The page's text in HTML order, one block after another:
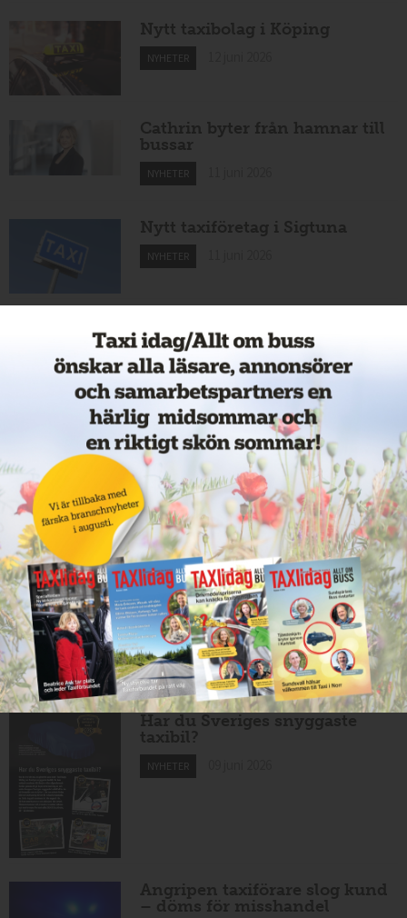
Nytt taxibolag i Köping
NYHETER
Cathrin byter från hamnar till
bussar
NYHETER
Nytt taxiföretag i Sigtuna
NYHETER
NYHETER 11 juni 2026
Taxibommar fick inte avsedd
effekt vid Lund C
NYHETER 10 juni 2026
Nytt taxibolag i Borlänge
NYHETER 10 juni 2026
Mexikansk elbil för 80 000
kronor ny på marknaden
NYHETER 10 juni 2026
Har du Sveriges snyggaste
taxibil?
NYHETER
Angripen taxiförare slog kund
– döms för misshandel